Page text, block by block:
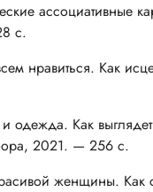
ассоциативные
с.
нравиться. Как
одежда. Как
2021. — 256 с.
женщины. Как